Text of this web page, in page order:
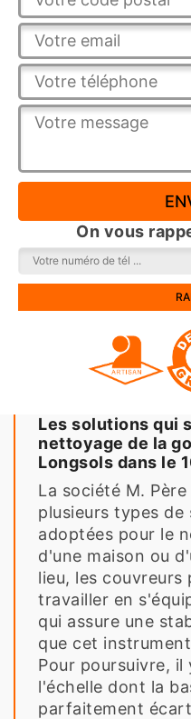
On vous
Les solutions qui
nettoyage de la
Longsols dans le
La société M.
plusieurs types
adoptées pour le
d'une maison ou
lieu, les
travailler en
qui assure une
que cet
Pour poursuivre,
l'échelle dont la
parfaitement